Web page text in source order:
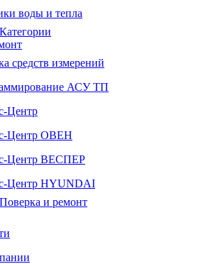
воды и тепла
средств измерений
АСУ ТП
Центр
Центр ОВЕН
Центр ВЕСПЕР
Центр HYUNDAI
и ремонт